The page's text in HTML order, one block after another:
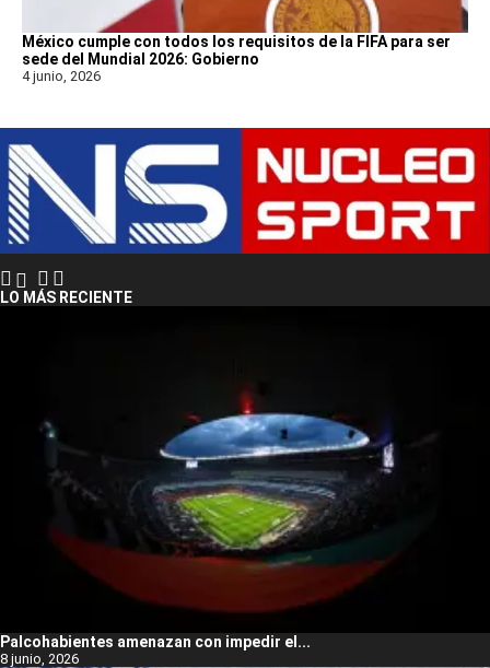
México cumple con todos los requisitos de la FIFA para ser
sede del Mundial 2026: Gobierno
4 junio, 2026
LO MÁS RECIENTE
Palcohabientes amenazan con impedir el...
8 junio, 2026